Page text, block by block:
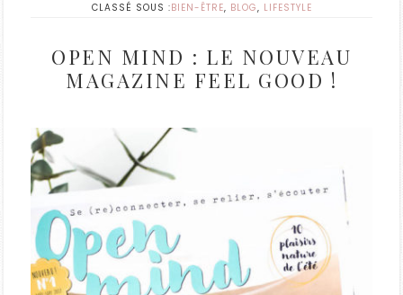
CLASSÉ SOUS :BIEN-ÊTRE, BLOG, LIFESTYLE
OPEN MIND : LE NOUVEAU
MAGAZINE FEEL GOOD !